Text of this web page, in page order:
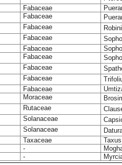
Fabaceae
Fabaceae
Fabaceae
Fabaceae
Fabaceae
Fabaceae
Fabaceae
Fabaceae
Fabaceae
Moraceae
Rutaceae
Solanaceae
Solanaceae
Taxaceae
-
-